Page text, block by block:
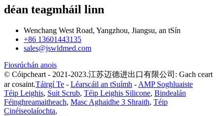
déan teagmháil linn
Wenchang West Road, Yangzhou, Jiangsu, an tSín
+86 13601443135
sales@jswldmed.com
Fiosrúchán anois
© Cóipcheart - 2021-2023.江苏迈德进出口有限公司: Gach ceart
ar cosaint.Táirgí Te - Léarscáil an tSuímh - AMP Soghluaiste
Téip Leighis, Suit Scrub, Téip Leighis Silicone, Bindealán
Féinghreamaitheach, Masc Aghaidhe 3 Shraith, Téip
Cinéiseolaíochta,